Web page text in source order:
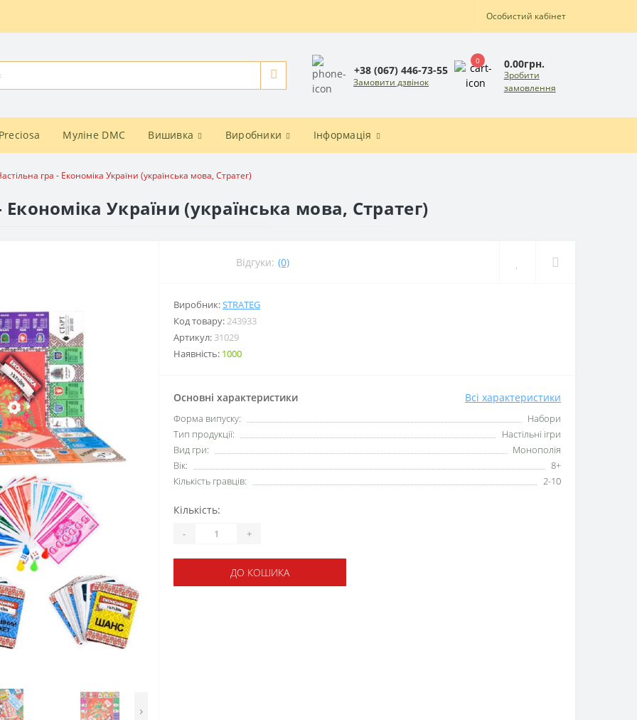
Особистий кабінет
+38 (067) 446-73-55
Замовити дзвінок
0 0.00грн.
Зробити
замовлення
Муліне DMC Вишивка Виробники Інформація
гра - Економіка України (українська мова, Стратег)
України (українська мова, Стратег)
›
Відгуки: (0)
Виробник:STRATEG
Код товару:243933
Артикул: 31029
Наявність: 1000
Основні характеристики Всі характеристики
Форма випуску:
Набори
Тип продукції:
Настільні ігри
Вид гри:
Монополія
Вік:
8+
Кількість гравців:
2-10
Кількість:
- +
ДО КОШИКА